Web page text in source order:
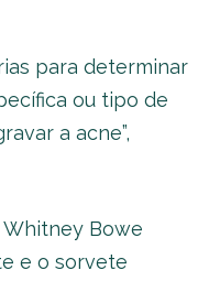
para determinar
ou tipo de
a acne”,
Bowe
e o sorvete